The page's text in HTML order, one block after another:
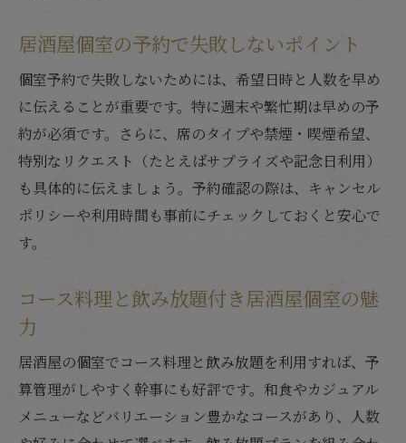
居酒屋個室の予約で失敗しないポイント
個室予約で失敗しないためには、希望日時と人数を早め
に伝えることが重要です。特に週末や繁忙期は早めの予
約が必須です。さらに、席のタイプや禁煙・喫煙希望、
特別なリクエスト（たとえばサプライズや記念日利用）
も具体的に伝えましょう。予約確認の際は、キャンセル
ポリシーや利用時間も事前にチェックしておくと安心で
す。
コース料理と飲み放題付き居酒屋個室の魅
力
居酒屋の個室でコース料理と飲み放題を利用すれば、予
算管理がしやすく幹事にも好評です。和食やカジュアル
メニューなどバリエーション豊かなコースがあり、人数